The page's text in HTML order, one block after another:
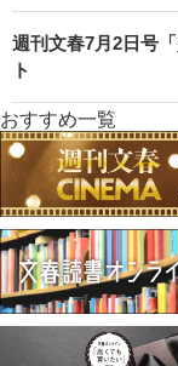
週刊文春7月2日号
ト
おすすめ一覧